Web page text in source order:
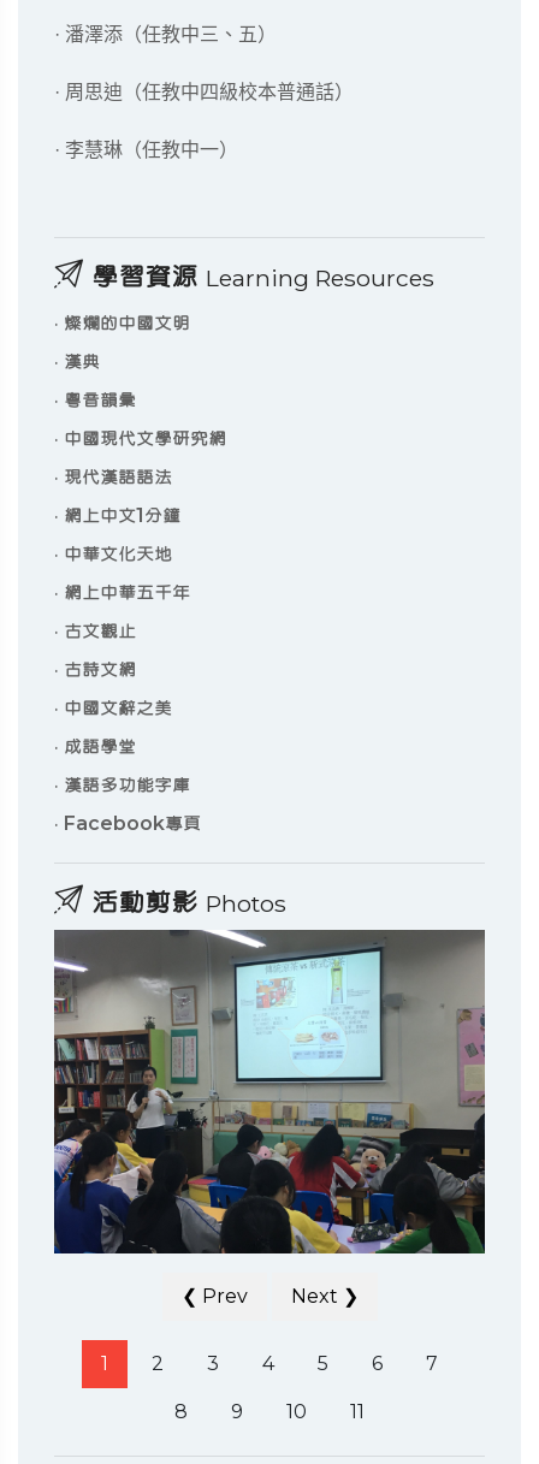
· 潘澤添（任教中三、五）
· 周思迪（任教中四級校本普通話）
· 李慧琳（任教中一）
學習資源 Learning Resources
· 燦爛的中國文明
· 漢典
· 粵音韻彙
· 中國現代文學研究網
· 現代漢語語法
· 網上中文1分鐘
· 中華文化天地
· 網上中華五千年
· 古文觀止
· 古詩文網
· 中國文辭之美
· 成語學堂
· 漢語多功能字庫
· Facebook專頁
活動剪影 Photos
❮ Prev Next ❯
1 2 3 4 5 6 7
8 9 10 11